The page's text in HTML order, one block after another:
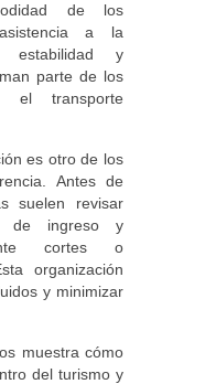
de los
a la
estabilidad y
parte de los
el transporte
es otro de los
Antes de
suelen revisar
de ingreso y
cortes o
organización
y minimizar
muestra cómo
del turismo y